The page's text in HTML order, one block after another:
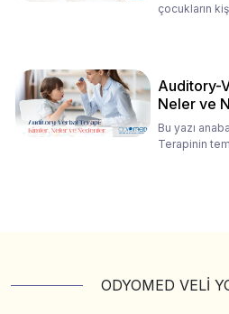
çocukların
Auditory-
Neler ve
Bu yazı
Terapinin
ODYOMED VELİ